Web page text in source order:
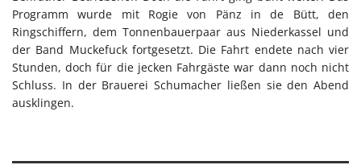
Programm wurde mit Rogie von Pänz in de Bütt, den
Ringschiffern, dem Tonnenbauerpaar aus Niederkassel und
der Band Muckefuck fortgesetzt. Die Fahrt endete nach vier
Stunden, doch für die jecken Fahrgäste war dann noch nicht
Schluss. In der Brauerei Schumacher ließen sie den Abend
ausklingen.